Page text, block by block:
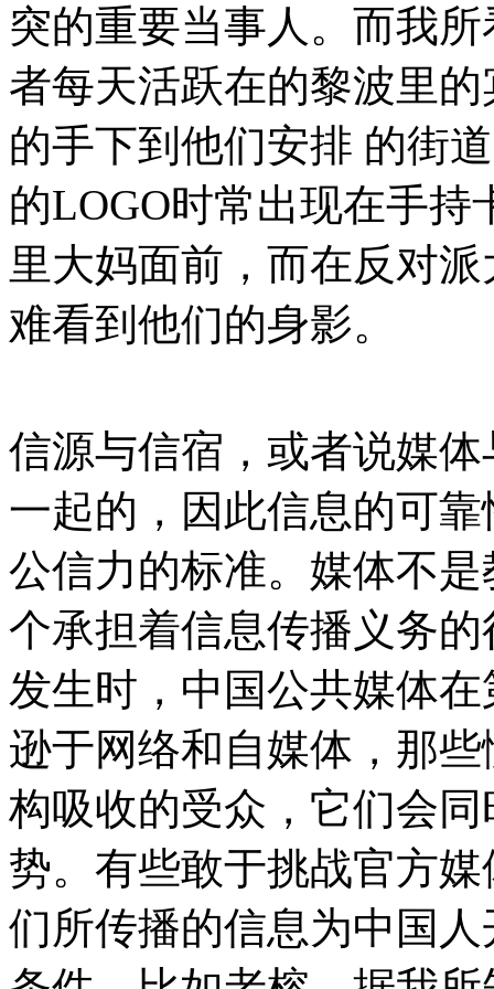
突的重要当事人。而我
者每天活跃在的黎波里
的手下到他们安排 的街
的LOGO时常出现在手
里大妈面前，而在反对
难看到他们的身影。
信源与信宿，或者说媒
一起的，因此信息的可
公信力的标准。媒体不
个承担着信息传播义务
发生时，中国公共媒体
逊于网络和自媒体，那
构吸收的受众，它们会
势。有些敢于挑战官方
们所传播的信息为中国